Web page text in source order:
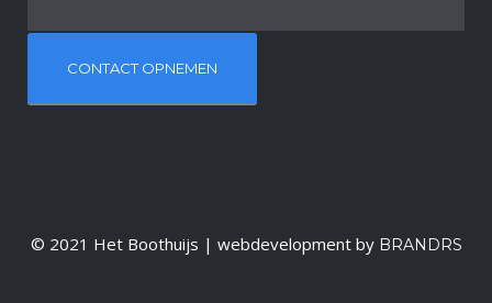
© 2021 Het Boothuijs | webdevelopment by BRANDRS